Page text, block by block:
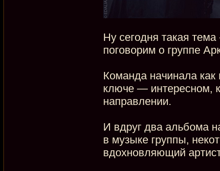
Ну сегодня такая
поговорим о группе
Команда начинала как
ключе — интересном,
направлении.
И вдруг два альбома
в музыке группы,
вдохновляющий